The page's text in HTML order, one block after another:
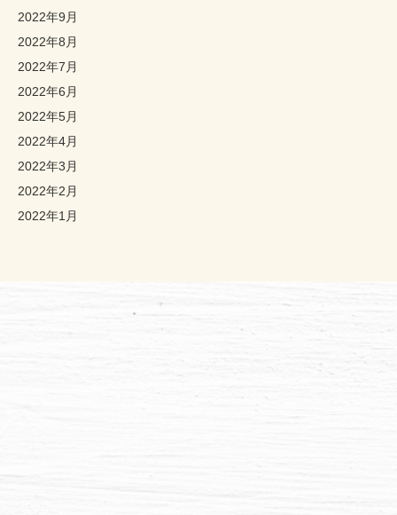
2022年9月
2022年8月
2022年7月
2022年6月
2022年5月
2022年4月
2022年3月
2022年2月
2022年1月